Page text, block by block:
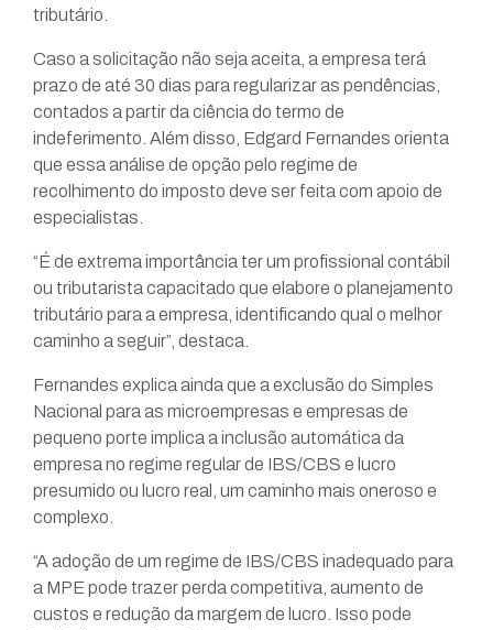
tributário.
Caso a solicitação não seja aceita, a empresa terá
prazo de até 30 dias para regularizar as pendências,
contados a partir da ciência do termo de
indeferimento. Além disso, Edgard Fernandes orienta
que essa análise de opção pelo regime de
recolhimento do imposto deve ser feita com apoio de
especialistas.
“É de extrema importância ter um profissional contábil
ou tributarista capacitado que elabore o planejamento
tributário para a empresa, identificando qual o melhor
caminho a seguir”, destaca.
Fernandes explica ainda que a exclusão do Simples
Nacional para as microempresas e empresas de
pequeno porte implica a inclusão automática da
empresa no regime regular de IBS/CBS e lucro
presumido ou lucro real, um caminho mais oneroso e
complexo.
“A adoção de um regime de IBS/CBS inadequado para
a MPE pode trazer perda competitiva, aumento de
custos e redução da margem de lucro. Isso pode